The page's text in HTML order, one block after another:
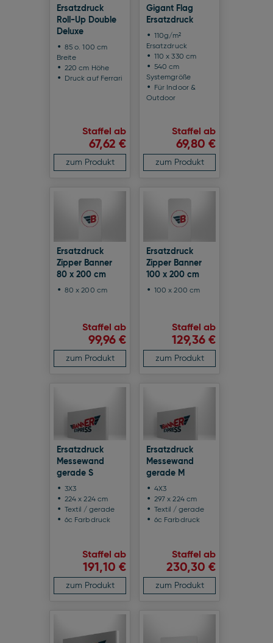
Ersatzdruck
Roll-Up Double
Deluxe
85 o. 100 cm
Breite
220 cm Höhe
Druck auf Ferrari
Staffel ab
67,62 €
zum Produkt
Gigant Flag
Ersatzdruck
110g/m²
Ersatzdruck
110 x 330 cm
540 cm
Systemgröße
Für Indoor &
Outdoor
Staffel ab
69,80 €
zum Produkt
Ersatzdruck
Zipper Banner
80 x 200 cm
80 x 200 cm
Staffel ab
99,96 €
zum Produkt
Ersatzdruck
Zipper Banner
100 x 200 cm
100 x 200 cm
Staffel ab
129,36 €
zum Produkt
Ersatzdruck
Messewand
gerade S
3X3
224 x 224 cm
Textil / gerade
6c Farbdruck
Staffel ab
191,10 €
zum Produkt
Ersatzdruck
Messewand
gerade M
4X3
297 x 224 cm
Textil / gerade
6c Farbdruck
Staffel ab
230,30 €
zum Produkt